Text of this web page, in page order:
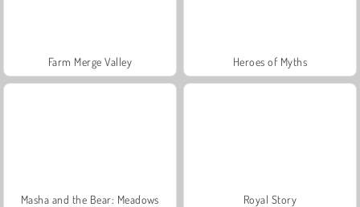
Farm Merge Valley Heroes of Myths
Masha and the Bear: Meadows Royal Story